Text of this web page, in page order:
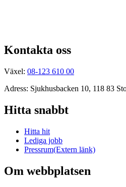
Kontakta oss
Växel: 08-123 610 00
Adress: Sjukhusbacken 10, 118 83
Hitta snabbt
Hitta hit
Lediga jobb
Pressrum(Extern länk)
Om webbplatsen